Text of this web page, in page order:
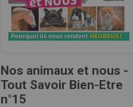
Nos animaux et nous -
Tout Savoir Bien-Etre
n°15